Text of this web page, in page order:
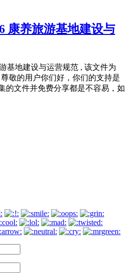
康养旅游基地建设与
基地建设与运营规范 , 该文件为
敬的用户你们好，你们的支持是
的文件并免费分享都是不容易，如